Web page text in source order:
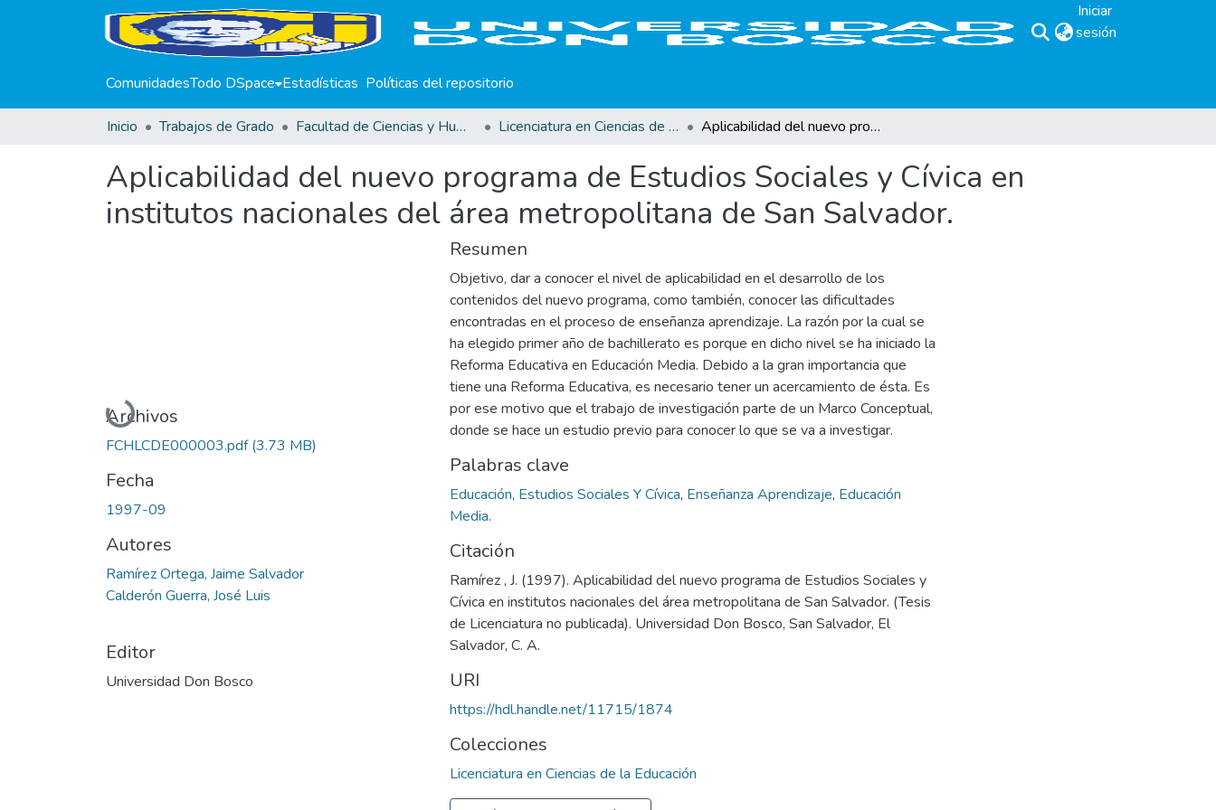
Iniciar
sesión
ComunidadesTodo DSpace Estadísticas Políticas del repositorio
Inicio Trabajos de Grado Facultad de Ciencias y Humanidades Licenciatura en Ciencias de la Educación Aplicabilidad del nuevo programa de Estudios Sociales y Cívica en institutos nacionales del área metropolitana de San Salvador.
Aplicabilidad del nuevo programa de Estudios Sociales y Cívica en
institutos nacionales del área metropolitana de San Salvador.
Cargando...
Archivos
FCHLCDE000003.pdf(3.73 MB)
Fecha
1997-09
Autores
Ramírez Ortega, Jaime Salvador
Calderón Guerra, José Luis
Editor
Universidad Don Bosco
Resumen
Objetivo, dar a conocer el nivel de aplicabilidad en el desarrollo de los
contenidos del nuevo programa, como también, conocer las dificultades
encontradas en el proceso de enseñanza aprendizaje. La razón por la cual se
ha elegido primer año de bachillerato es porque en dicho nivel se ha iniciado la
Reforma Educativa en Educación Media. Debido a la gran importancia que
tiene una Reforma Educativa, es necesario tener un acercamiento de ésta. Es
por ese motivo que el trabajo de investigación parte de un Marco Conceptual,
donde se hace un estudio previo para conocer lo que se va a investigar.
Palabras clave
Educación, Estudios Sociales Y Cívica, Enseñanza Aprendizaje, Educación
Media.
Citación
Ramírez , J. (1997). Aplicabilidad del nuevo programa de Estudios Sociales y
Cívica en institutos nacionales del área metropolitana de San Salvador. (Tesis
de Licenciatura no publicada). Universidad Don Bosco, San Salvador, El
Salvador, C. A.
URI
https://hdl.handle.net/11715/1874
Colecciones
Licenciatura en Ciencias de la Educación